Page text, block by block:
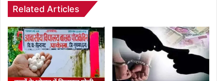
Related Articles